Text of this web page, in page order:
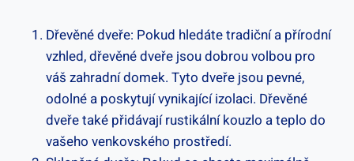
Dřevěné dveře: Pokud hledáte tradiční a přírodní
vzhled, dřevěné dveře jsou dobrou volbou pro
váš zahradní domek. Tyto dveře jsou pevné,
odolné a poskytují vynikající izolaci. Dřevěné
dveře také přidávají rustikální kouzlo a teplo do
vašeho venkovského prostředí.